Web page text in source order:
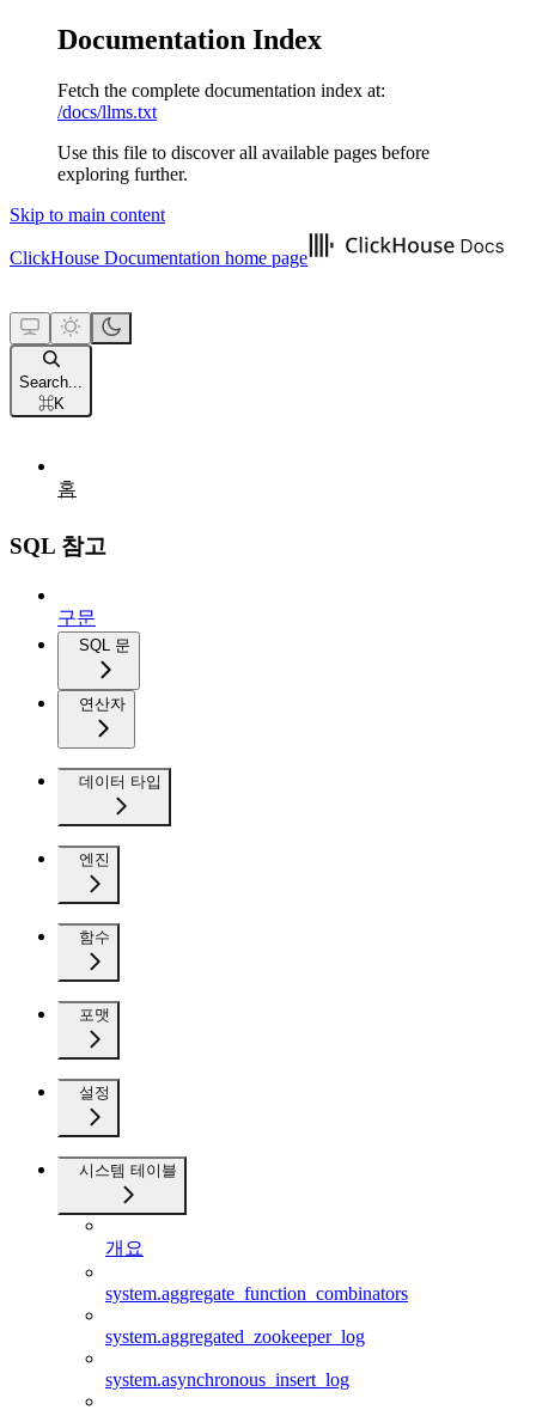
Documentation Index
Fetch the complete documentation index at:
/docs/llms.txt
Use this file to discover all available pages before
exploring further.
Skip to main content
ClickHouse Documentation home page
Search...
⌘K
홈
SQL 참고
구문
SQL 문
연산자
데이터 타입
엔진
함수
포맷
설정
시스템 테이블
개요
system.aggregate_function_combinators
system.aggregated_zookeeper_log
system.asynchronous_insert_log